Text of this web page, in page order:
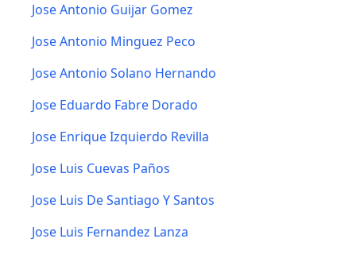
Jose Antonio Guijar Gomez
Jose Antonio Minguez Peco
Jose Antonio Solano Hernando
Jose Eduardo Fabre Dorado
Jose Enrique Izquierdo Revilla
Jose Luis Cuevas Paños
Jose Luis De Santiago Y Santos
Jose Luis Fernandez Lanza